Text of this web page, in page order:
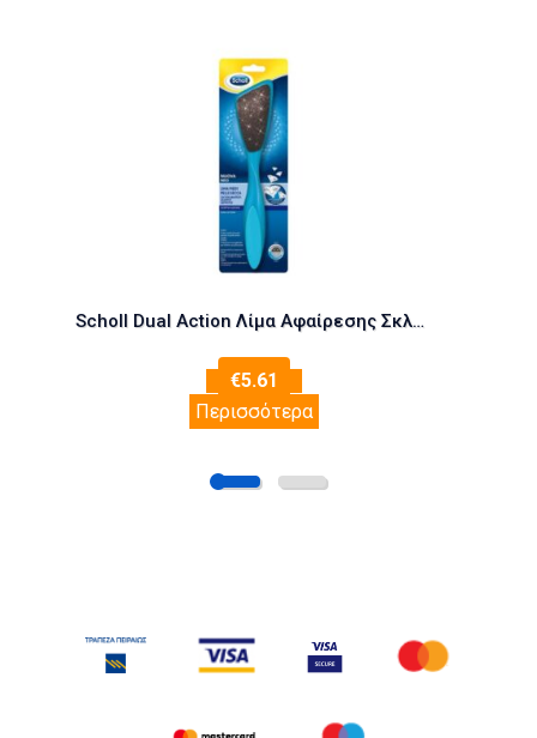
Scholl Dual Action Λίμα Αφαίρεσης Σκληρού Δέρματος
€5.61
Περισσότερα